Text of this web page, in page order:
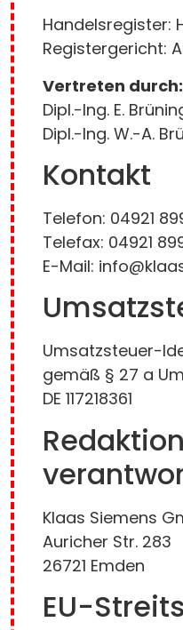
Handelsregister:
Registergericht:
Vertreten durch:
Dipl.-Ing. E.
Dipl.-Ing. W.-A.
Kontakt
Telefon: 04921
Telefax: 04921
E-Mail:
Umsatzsteuer-
gemäß § 27 a
DE 117218361
Klaas Siemens
Auricher Str. 283
26721 Emden
EU-